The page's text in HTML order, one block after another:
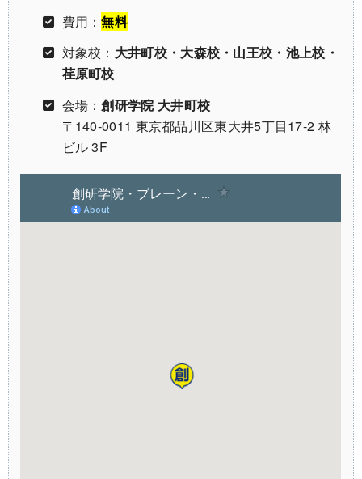
費用：無料
対象校： 大井町校・大森校・山王校・池上校・
荏原町校
会場：創研学院 大井町校
〒140-0011 東京都品川区東大井5丁目17‐2 林
ビル 3F